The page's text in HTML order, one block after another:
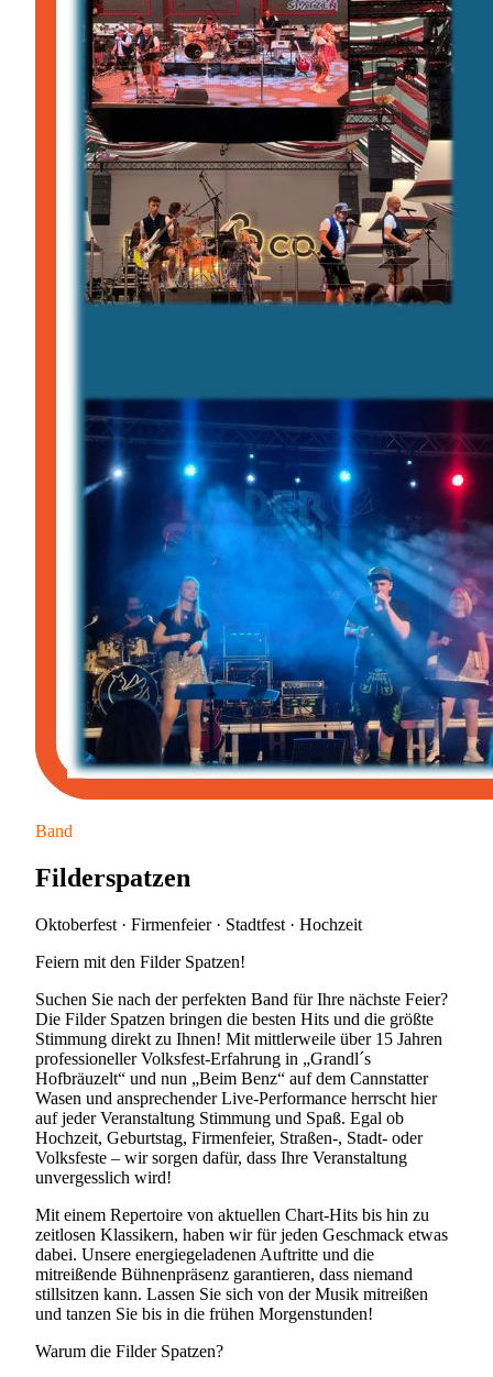
Band
Filderspatzen
Oktoberfest · Firmenfeier · Stadtfest · Hochzeit
Feiern mit den Filder Spatzen!
Suchen Sie nach der perfekten Band für Ihre nächste Feier?
Die Filder Spatzen bringen die besten Hits und die größte
Stimmung direkt zu Ihnen! Mit mittlerweile über 15 Jahren
professioneller Volksfest-Erfahrung in „Grandl´s
Hofbräuzelt“ und nun „Beim Benz“ auf dem Cannstatter
Wasen und ansprechender Live-Performance herrscht hier
auf jeder Veranstaltung Stimmung und Spaß. Egal ob
Hochzeit, Geburtstag, Firmenfeier, Straßen-, Stadt- oder
Volksfeste – wir sorgen dafür, dass Ihre Veranstaltung
unvergesslich wird!
Mit einem Repertoire von aktuellen Chart-Hits bis hin zu
zeitlosen Klassikern, haben wir für jeden Geschmack etwas
dabei. Unsere energiegeladenen Auftritte und die
mitreißende Bühnenpräsenz garantieren, dass niemand
stillsitzen kann. Lassen Sie sich von der Musik mitreißen
und tanzen Sie bis in die frühen Morgenstunden!
Warum die Filder Spatzen?